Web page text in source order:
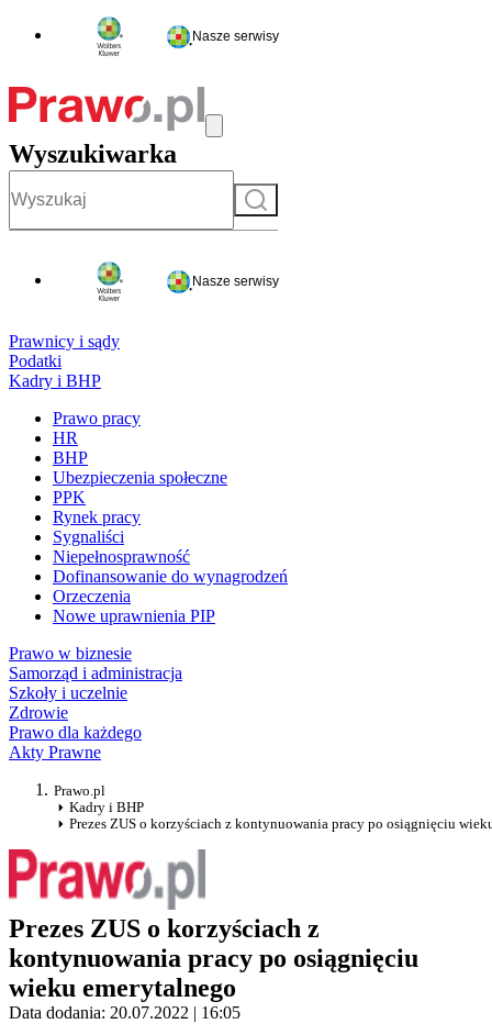
Nasze serwisy
Wyszukiwarka
Szukaj
Nasze serwisy
Prawnicy i sądy
Podatki
Kadry i BHP
Prawo pracy
HR
BHP
Ubezpieczenia społeczne
PPK
Rynek pracy
Sygnaliści
Niepełnosprawność
Dofinansowanie do wynagrodzeń
Orzeczenia
Nowe uprawnienia PIP
Prawo w biznesie
Samorząd i administracja
Szkoły i uczelnie
Zdrowie
Prawo dla każdego
Akty Prawne
Prawo.pl
Kadry i BHP
Prezes ZUS o korzyściach z kontynuowania pracy po osiągnięciu
Prezes ZUS o korzyściach z
kontynuowania pracy po osiągnięciu
wieku emerytalnego
Data dodania: 20.07.2022 | 16:05